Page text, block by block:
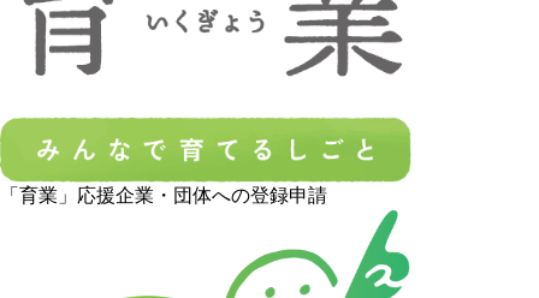
「育業」応援企業・団体への登録申請